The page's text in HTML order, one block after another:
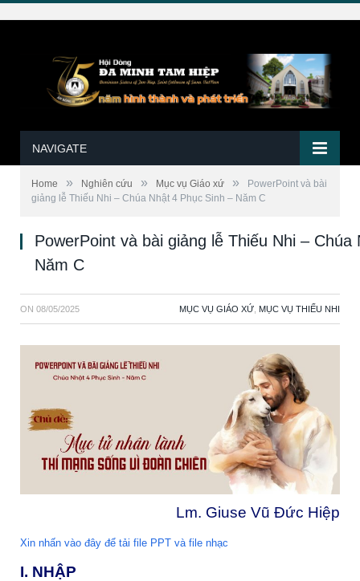
NAVIGATE
Home » Nghiên cứu » Mục vụ Giáo xứ »
PowerPoint và bài
giảng lễ Thiếu Nhi – Chúa Nhật 4 Phục Sinh – Năm C
PowerPoint và bài giảng lễ Thiếu Nhi – Chúa
Năm C
ON 08/05/2025 MỤC VỤ GIÁO XỨ MỤC VỤ THIẾU NHI
Lm. Giuse Vũ Đức Hiệp
Xin nhấn vào đây để tải file PPT và file nhạc
I. NHẬP